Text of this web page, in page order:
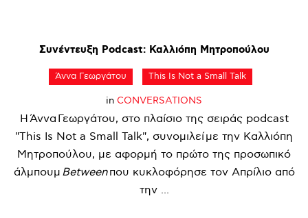
Συνέντευξη Podcast: Καλλιόπη Μητροπούλου
Άννα Γεωργάτου This Is Not a Small Talk
in CONVERSATIONS
Η Άννα Γεωργάτου, στο πλαίσιο της σειράς podcast
"This Is Not a Small Talk", συνομιλεί με την Καλλιόπη
Μητροπούλου, με αφορμή το πρώτο της προσωπικό
άλμπουμ Betweenπου κυκλοφόρησε τον Απρίλιο από
την ...